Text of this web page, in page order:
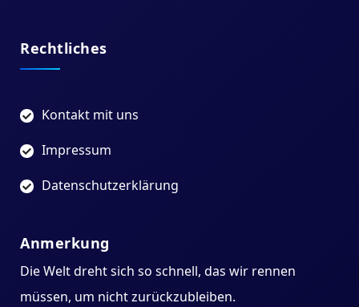
Rechtliches
Kontakt mit uns
Impressum
Datenschutzerklärung
Anmerkung
Die Welt dreht sich so schnell, das wir rennen
müssen, um nicht zurückzubleiben.